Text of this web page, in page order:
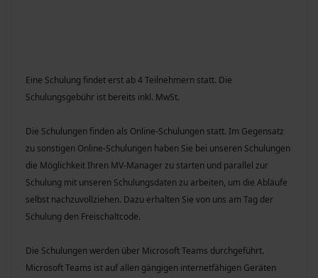
Eine Schulung findet erst ab 4 Teilnehmern statt. Die
Schulungsgebühr ist bereits inkl. MwSt.
Die Schulungen finden als Online-Schulungen statt. Im Gegensatz
zu sonstigen Online-Schulungen haben Sie bei unseren Schulungen
die Möglichkeit Ihren MV-Manager zu starten und parallel zur
Schulung mit unseren Schulungsdaten zu arbeiten, um die Abläufe
selbst nachzuvollziehen. Dazu erhalten Sie von uns am Tag der
Schulung den Freischaltcode.
Die Schulungen werden über Microsoft Teams durchgeführt.
Microsoft Teams ist auf allen gängigen internetfähigen Geräten